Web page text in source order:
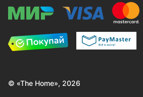
© «The Home», 2026